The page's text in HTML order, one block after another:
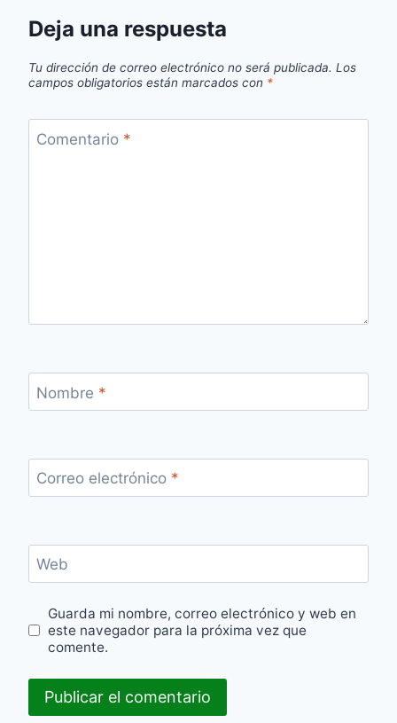
Deja una respuesta
Tu dirección de correo electrónico no será publicada. Los
campos obligatorios están marcados con *
Comentario *
Nombre *
Correo electrónico *
Web
Guarda mi nombre, correo electrónico y web en
este navegador para la próxima vez que
comente.